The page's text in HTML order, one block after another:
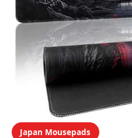
Japan Mousepads